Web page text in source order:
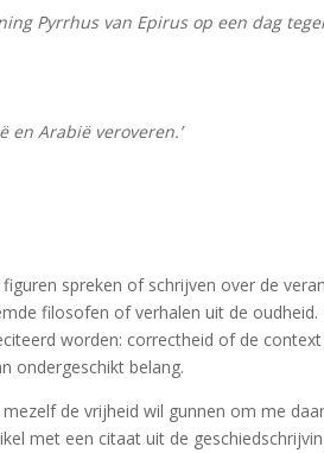
Pyrrhus van Epirus op een dag
en Arabië veroveren.’
spreken of schrijven over de
filosofen of verhalen uit de
worden: correctheid of de
ondergeschikt belang.
de vrijheid wil gunnen om me
met een citaat uit de